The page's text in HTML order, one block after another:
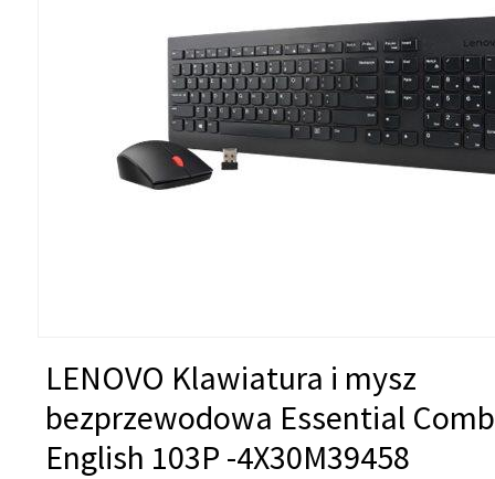
LENOVO Klawiatura i mysz
bezprzewodowa Essential
English 103P -4X30M39458